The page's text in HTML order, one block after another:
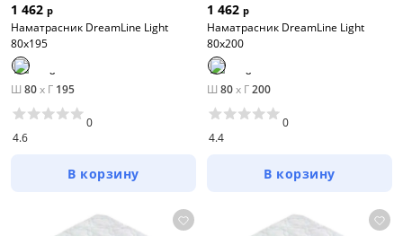
1 462 р
Наматрасник DreamLine Light
80х195
Ш 80x Г 195
4.6
0
В корзину
1 462 р
Наматрасник DreamLine Light
80х200
Ш 80x Г200
4.4
0
В корзину